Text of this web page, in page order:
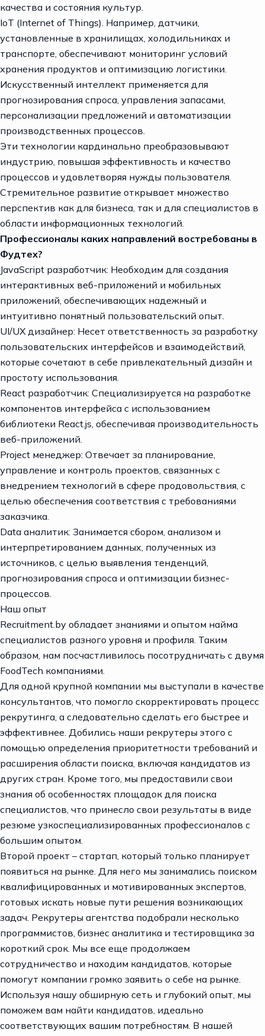
качества и состояния культур.
IoT (Internet of Things). Например, датчики,
установленные в хранилищах, холодильниках и
транспорте, обеспечивают мониторинг условий
хранения продуктов и оптимизацию логистики.
Искусственный интеллект применяется для
прогнозирования спроса, управления запасами,
персонализации предложений и автоматизации
производственных процессов.
Эти технологии кардинально преобразовывают
индустрию, повышая эффективность и качество
процессов и удовлетворяя нужды пользователя.
Стремительное развитие открывает множество
перспектив как для бизнеса, так и для специалистов в
области информационных технологий.
Профессионалы каких направлений востребованы в
Фудтех?
JavaScript разработчик: Необходим для создания
интерактивных веб-приложений и мобильных
приложений, обеспечивающих надежный и
интуитивно понятный пользовательский опыт.
UI/UX дизайнер: Несет ответственность за разработку
пользовательских интерфейсов и взаимодействий,
которые сочетают в себе привлекательный дизайн и
простоту использования.
React разработчик: Специализируется на разработке
компонентов интерфейса с использованием
библиотеки React.js, обеспечивая производительность
веб-приложений.
Project менеджер: Отвечает за планирование,
управление и контроль проектов, связанных с
внедрением технологий в сфере продовольствия, с
целью обеспечения соответствия с требованиями
заказчика.
Data аналитик: Занимается сбором, анализом и
интерпретированием данных, полученных из
источников, с целью выявления тенденций,
прогнозирования спроса и оптимизации бизнес-
процессов.
Наш опыт
Recruitment.by обладает знаниями и опытом найма
специалистов разного уровня и профиля. Таким
образом, нам посчастливилось посотрудничать с двумя
FoodTech компаниями.
Для одной крупной компании мы выступали в качестве
консультантов, что помогло скорректировать процесс
рекрутинга, а следовательно сделать его быстрее и
эффективнее. Добились наши рекрутеры этого с
помощью определения приоритетности требований и
расширения области поиска, включая кандидатов из
других стран. Кроме того, мы предоставили свои
знания об особенностях площадок для поиска
специалистов, что принесло свои результаты в виде
резюме узкоспециализированных профессионалов с
большим опытом.
Второй проект – стартап, который только планирует
появиться на рынке. Для него мы занимались поиском
квалифицированных и мотивированных экспертов,
готовых искать новые пути решения возникающих
задач. Рекрутеры агентства подобрали несколько
программистов, бизнес аналитика и тестировщика за
короткий срок. Мы все еще продолжаем
сотрудничество и находим кандидатов, которые
помогут компании громко заявить о себе на рынке.
Используя нашу обширную сеть и глубокий опыт, мы
поможем вам найти кандидатов , идеально
соответствующих вашим потребностям. В нашей